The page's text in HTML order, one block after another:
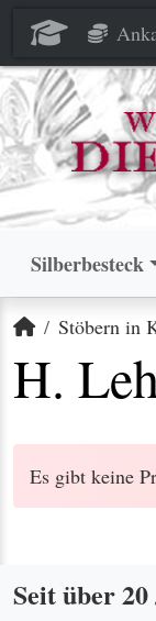
Silberbesteck
Startseite
Stöbern in
H.
Es gibt keine
Seit über